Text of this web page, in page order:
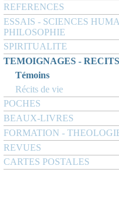
REFERENCES
ESSAIS - SCIENCES
PHILOSOPHIE
SPIRITUALITE
TEMOIGNAGES - RECITS
Témoins
Récits de vie
POCHES
BEAUX-LIVRES
FORMATION -
REVUES
CARTES POSTALES